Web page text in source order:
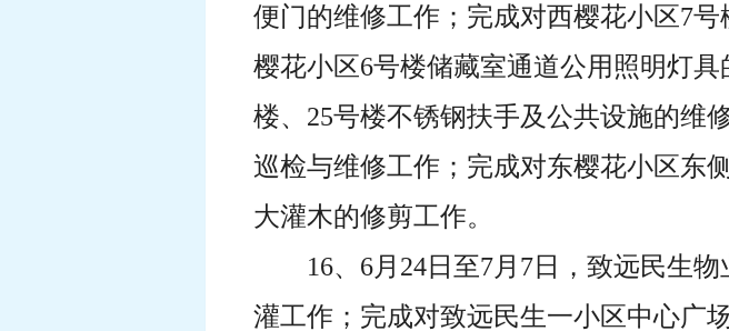
便门的维修工作；完成对西樱花小区7
樱花小区6号楼储藏室通道公用照明灯
楼、25号楼不锈钢扶手及公共设施的维
巡检与维修工作；完成对东樱花小区东
大灌木的修剪工作。
16、6月24日至7月7日，致远民生
灌工作；完成对致远民生一小区中心广